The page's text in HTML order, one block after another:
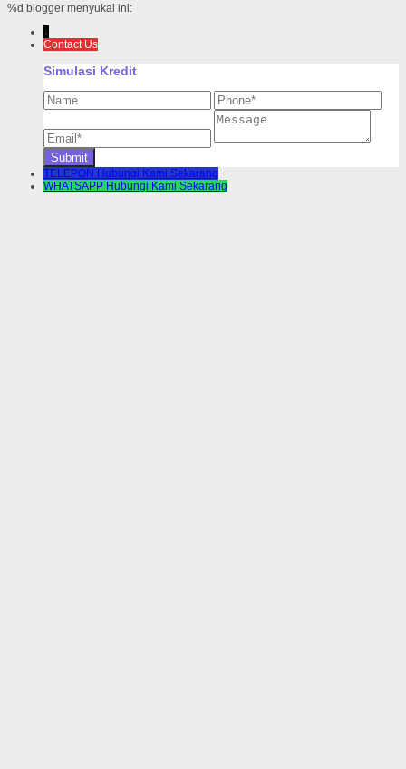
%d blogger menyukai ini:
↓
Contact Us
Simulasi Kredit
TELEPON Hubungi Kami Sekarang
WHATSAPP Hubungi Kami Sekarang